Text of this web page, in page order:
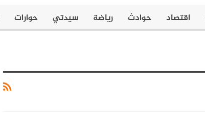
اقتصاد حوادث رياضة سيدتي حوارات